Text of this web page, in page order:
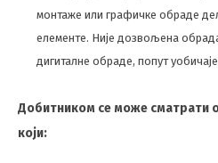
монтаже или графичке обраде
елементе. Није дозвољена
дигиталне обраде, попут
Добитником се може сматрати
који: